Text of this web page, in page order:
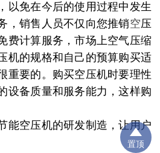
以免在今后的使用过程中发生
，销售人员不仅向您推销空压
费计算服务，市场上空气压缩
机的规格和自己的预算购买适
重要的。购买空压机时要理性
设备质量和服务能力，这样购
能空压机的研发制造，让用户
置顶